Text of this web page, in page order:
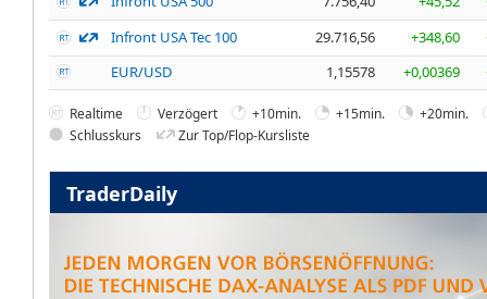
Infront USA Tec 100
29.716,56 +348,60
EUR/USD
1,15578 +0,00369
Realtime Verzögert +10min. +15min.
+20min.
Schlusskurs
Zur Top/Flop-Kursliste
TraderDaily